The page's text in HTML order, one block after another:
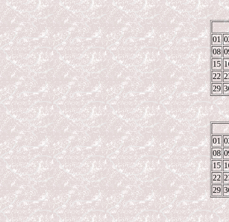
01
08
15
22
29
01
08
15
22
29